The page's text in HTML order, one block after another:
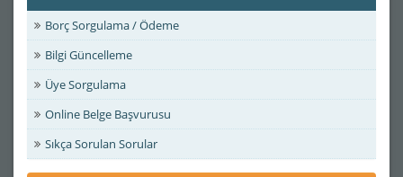
Borç Sorgulama / Ödeme
Bilgi Güncelleme
Üye Sorgulama
Online Belge Başvurusu
Sıkça Sorulan Sorular